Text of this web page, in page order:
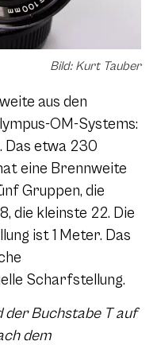
Bild: Kurt Tauber
aus den
OM-Systems:
Das etwa 230
eine Brennweite
Gruppen, die
die kleinste 22. Die
ist 1 Meter. Das
Scharfstellung.
der Buchstabe T auf
dem